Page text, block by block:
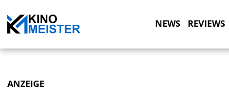
NEWS REVIEWS
ANZEIGE